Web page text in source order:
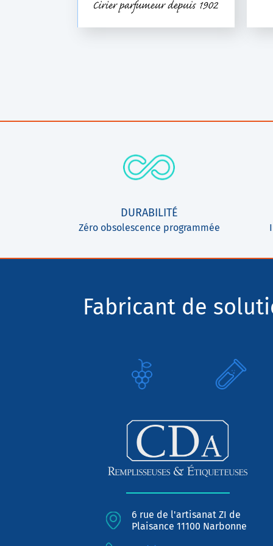
DURABILITÉ
Zéro obsolescence programmée
Fabricant de
6 rue de l'artisanat ZI de
Plaisance 11100 Narbonne